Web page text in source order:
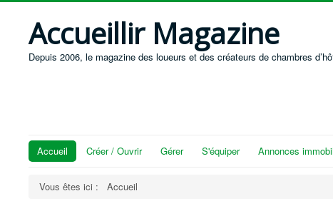
Accueillir Magazine
Depuis 2006, le magazine des loueurs et des créateurs de chambres
Accueil Créer / Ouvrir Gérer S'équiper Annonces
Vous êtes ici : Accueil